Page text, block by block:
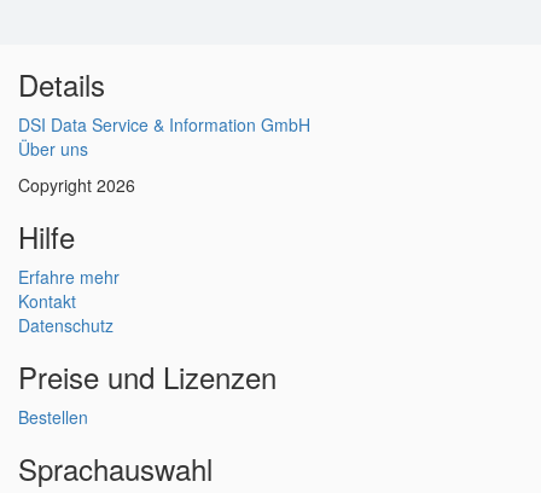
Details
DSI Data Service & Information GmbH
Über uns
Copyright 2026
Hilfe
Erfahre mehr
Kontakt
Datenschutz
Preise und Lizenzen
Bestellen
Sprachauswahl